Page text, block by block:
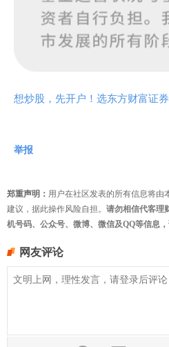
想炒股，先开户！选东方财富证
举报
郑重声明： 用户在社区发表的所有信息将由
建议，据此操作风险自担。 请勿相信代客理
机号码、公众号、微博、微信及QQ等信息，
网友评论